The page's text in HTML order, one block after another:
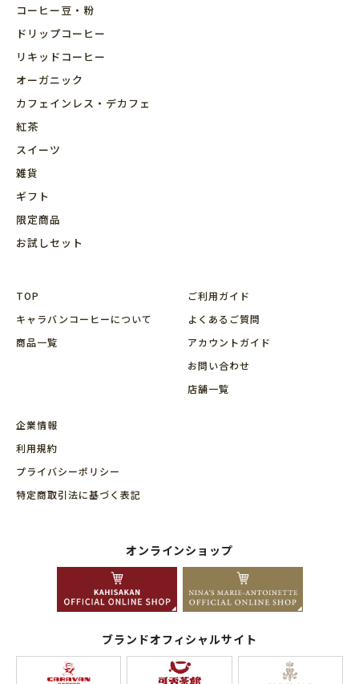
コーヒー豆・粉
ドリップコーヒー
リキッドコーヒー
オーガニック
カフェインレス・デカフェ
紅茶
スイーツ
雑貨
ギフト
限定商品
お試しセット
TOP
キャラバンコーヒーについて
商品⼀覧
ご利用ガイド
よくあるご質問
アカウントガイド
お問い合わせ
店舗⼀覧
企業情報
利用規約
プライバシーポリシー
特定商取引法に基づく表記
オンラインショップ
ブランドオフィシャルサイト